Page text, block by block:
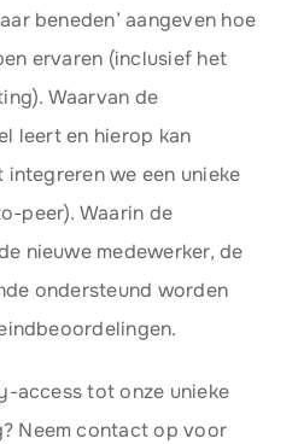
beneden’ aangeven hoe
ervaren (inclusief het
Waarvan de
leert en hierop kan
we een unieke
peer). Waarin de
nieuwe medewerker, de
ondersteund worden
access tot onze unieke
Neem contact op voor